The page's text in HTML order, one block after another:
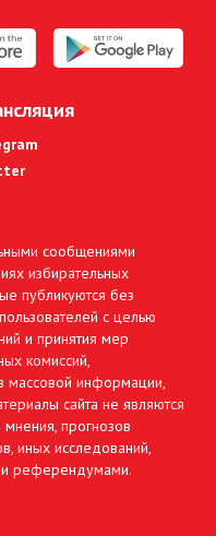
сообщениями
избирательных
публикуются без
с целью
и принятия мер
комиссий,
массовой информации,
сайта не являются
прогнозов
иных исследований,
референдумами.